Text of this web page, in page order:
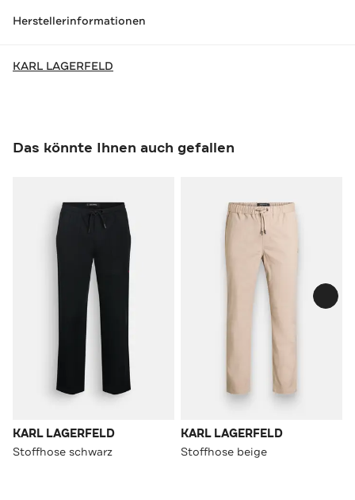
Herstellerinformationen
KARL LAGERFELD
Das könnte Ihnen auch gefallen
KARL LAGERFELD
Stoffhose schwarz
KARL LAGERFELD
Stoffhose beige